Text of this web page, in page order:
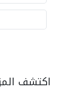
اكتشف